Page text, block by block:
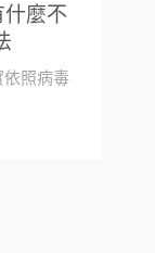
麼不
依照病毒